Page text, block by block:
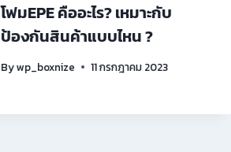
โฟมEPE คืออะไร? เหมาะกับ
ป้องกันสินค้าแบบไหน ?
Bywp_boxnize 11 กรกฎาคม 2023